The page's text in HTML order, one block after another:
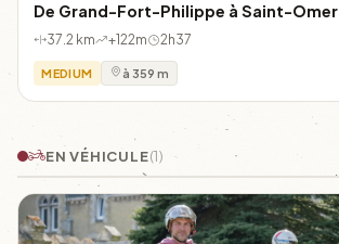
De Grand-Fort-Philippe à Saint-Omer
37.2 km +122m 2h37
MEDIUM à 359 m
EN VÉHICULE(1)